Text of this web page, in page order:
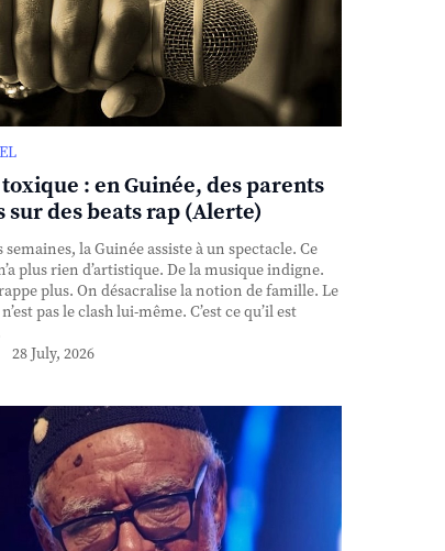
: en Guinée, des parents
sur des beats rap (Alerte)
semaines, la Guinée assiste à un spectacle. Ce
plus rien d’artistique. De la musique indigne.
plus. On désacralise la notion de famille. Le
pas le clash lui-même. C’est ce qu’il est
28 July, 2026